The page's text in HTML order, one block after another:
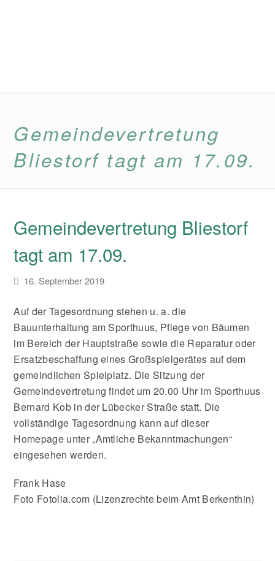
Gemeindevertretung
Bliestorf tagt am 17.09.
Gemeindevertretung Bliestorf
tagt am 17.09.
16. September 2019
Auf der Tagesordnung stehen u. a. die
Bauunterhaltung am Sporthuus, Pflege von Bäumen
im Bereich der Hauptstraße sowie die Reparatur oder
Ersatzbeschaffung eines Großspielgerätes auf dem
gemeindlichen Spielplatz. Die Sitzung der
Gemeindevertretung findet um 20.00 Uhr im Sporthuus
Bernard Kob in der Lübecker Straße statt. Die
vollständige Tagesordnung kann auf dieser
Homepage unter „Amtliche Bekanntmachungen“
eingesehen werden.
Frank Hase
Foto Fotolia.com (Lizenzrechte beim Amt Berkenthin)